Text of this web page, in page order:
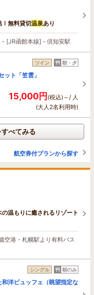
！無料貸切温泉あり
[JR函館本線] - 倶知安駅
ツイン 朝・夕
ット「笠雲」
15,000円(税込)～/ 人
(大人2名利用時)
べてみる
航空券付プランから探す
の温もりに癒されるリゾート
空港・札幌駅より有料バス
シングル 朝のみ
洋ビュッフェ（眺望指定な